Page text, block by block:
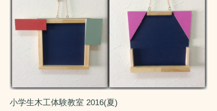
小学生木工体験教室 2016(夏)